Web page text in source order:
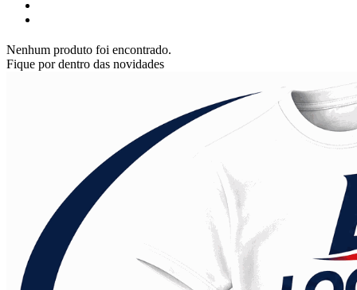
Nenhum produto foi encontrado.
Fique por dentro das novidades